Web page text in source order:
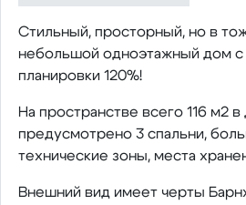
Стильный, просторный, но в
небольшой одноэтажный дом с
планировки 120%!
На пространстве всего 116 м2
предусмотрено 3 спальни,
технические зоны, места
Внешний вид имеет черты